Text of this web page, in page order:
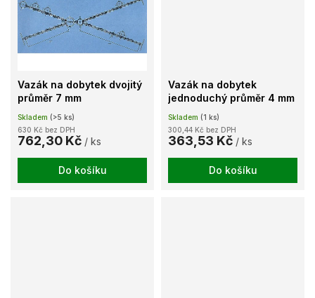
Vazák na dobytek dvojitý
průměr 7 mm
Skladem (>5 ks)
630 Kč bez DPH
762,30 Kč / ks
Do košíku
Vazák na dobytek
jednoduchý průměr 4 mm
Skladem (1 ks)
300,44 Kč bez DPH
363,53 Kč / ks
Do košíku